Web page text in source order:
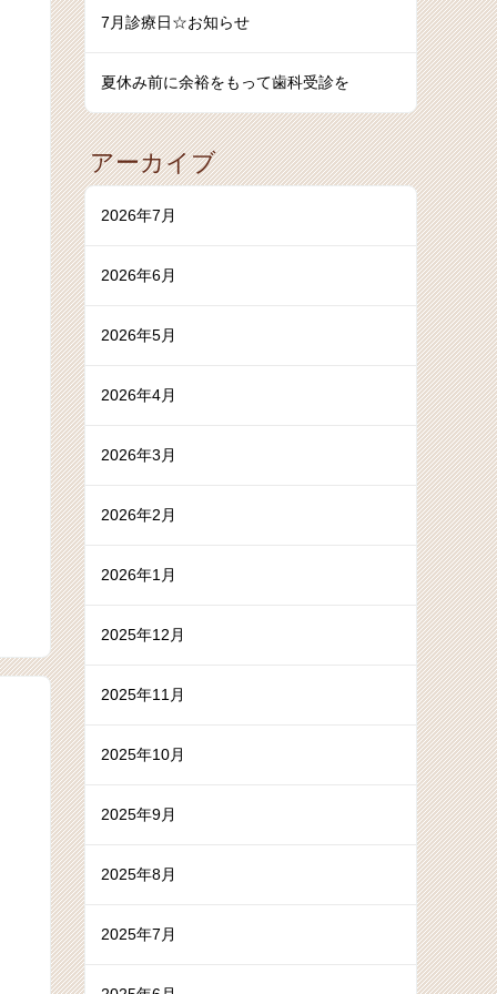
7月診療日☆お知らせ
夏休み前に余裕をもって歯科受診を
アーカイブ
2026年7月
2026年6月
2026年5月
2026年4月
2026年3月
2026年2月
2026年1月
2025年12月
2025年11月
2025年10月
2025年9月
2025年8月
2025年7月